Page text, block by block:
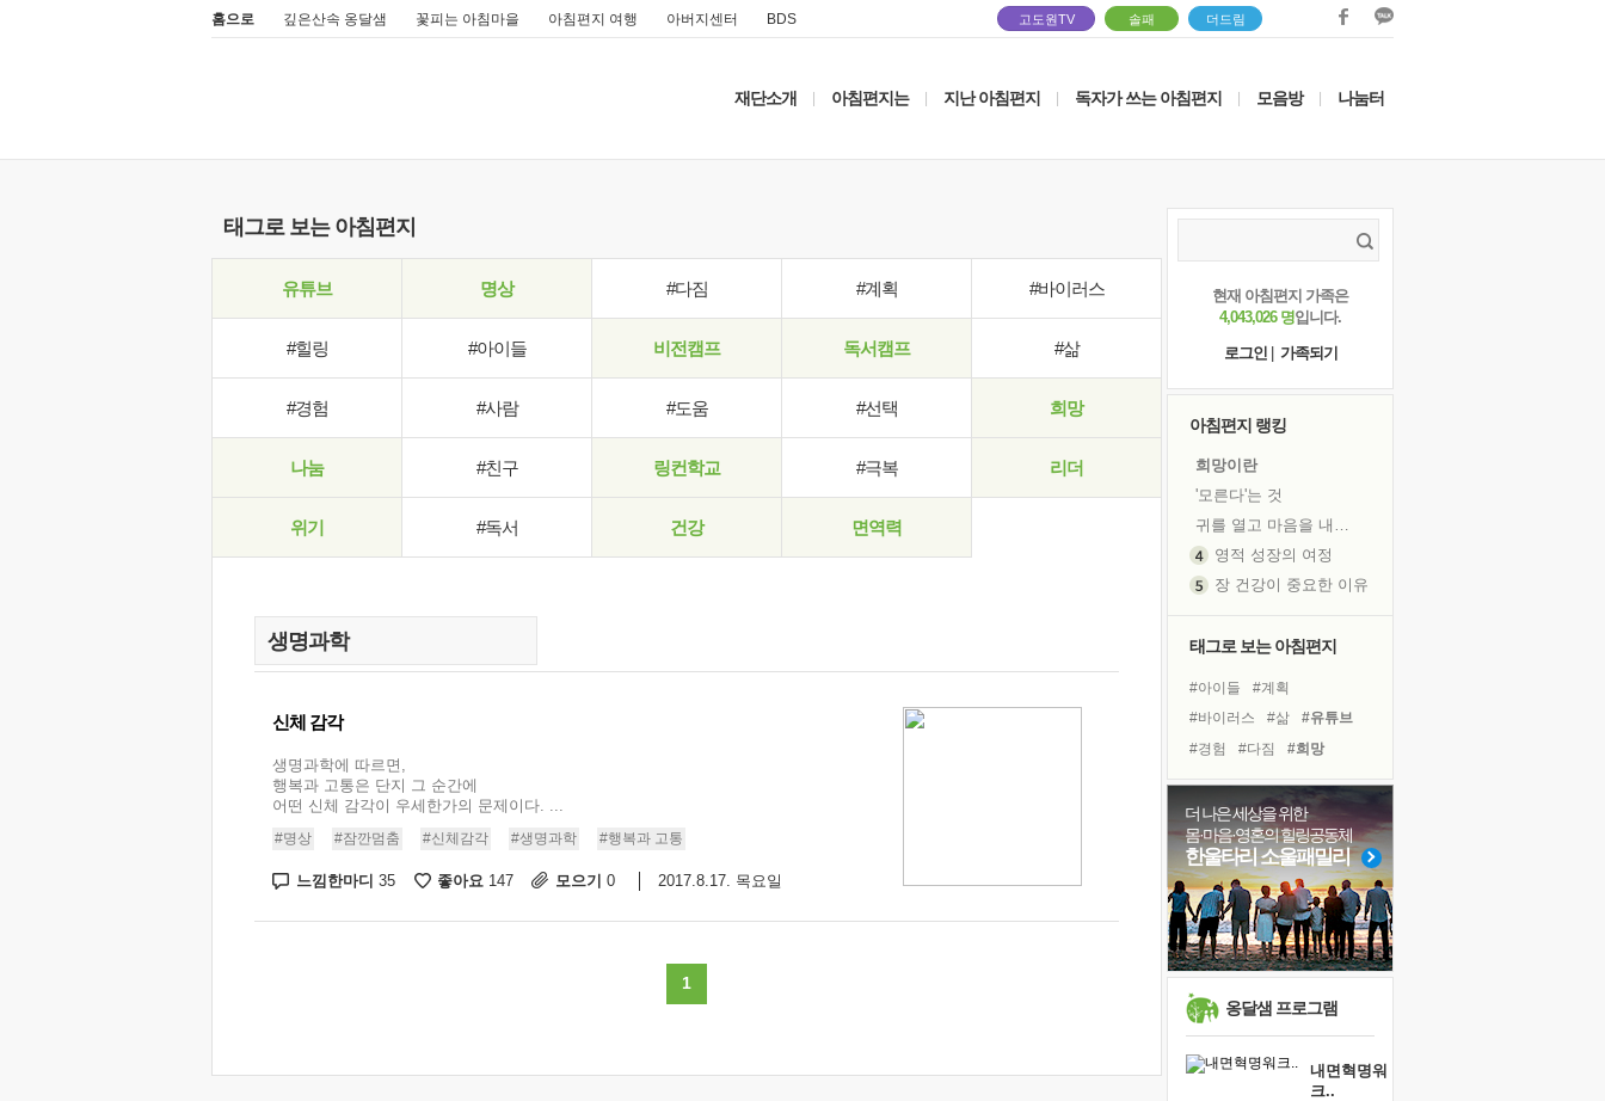
홈으로 깊은산속 옹달샘 꽃피는 아침마을 아침편지 여행 아버지센터 BDS 고도원TV 솔패 더드림
재단소개 아침편지는 지난 아침편지 독자가 쓰는 아침편지 모음방 나눔터
태그로 보는 아침편지
유튜브 명상 #다짐 #계획 #바이러스
#힐링 #아이들 비전캠프 독서캠프 #삶
#경험 #사람 #도움 #선택 희망
나눔 #친구 링컨학교 #극복 리더
위기 #독서 건강 면역력
신체 감각
생명과학에 따르면,
행복과 고통은 단지 그 순간에
어떤 신체 감각이 우세한가의 문제이다. ...
#명상 #잠깐멈춤 #신체감각 #생명과학 #행복과 고통
느낌한마디 35 좋아요 147 모으기 0 2017.8.17. 목요일
1
현재 아침편지 가족은
4,043,026 명입니다.
로그인
가족되기
아침편지 랭킹
희망이란
'모른다'는 것
귀를 열고 마음을 내어주고
영적 성장의 여정
장 건강이 중요한 이유
흙이 된 몸으로 출근하는 여자
꿈이 실제가 되는 것
'말 타는 법'을 먼저
졸업식 사진을 보며
극심한 변비, 어깨결림, 수면 장애
아픈 아버지를 위한 공간 설계
슬럼프
보고 싶은 어머니
못된 꼰대들
태그로 보는 아침편지
#아이들
#계획
#바이러스
#삶
#유튜브
#경험
#다짐
#희망
#도움
#독서
#건강
#힐링
#극복
#선택
#위기
#링컨학교
#리더
#비전캠프
#나눔
#친구
#면역력
더 나은 세상을 위한
몸·마음·영혼의 힐링공동체
한울타리 소울패밀리
옹달샘 프로그램
내면혁명워
크..